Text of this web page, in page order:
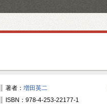
著者： 増田英二
ISBN：978-4-253-22177-1